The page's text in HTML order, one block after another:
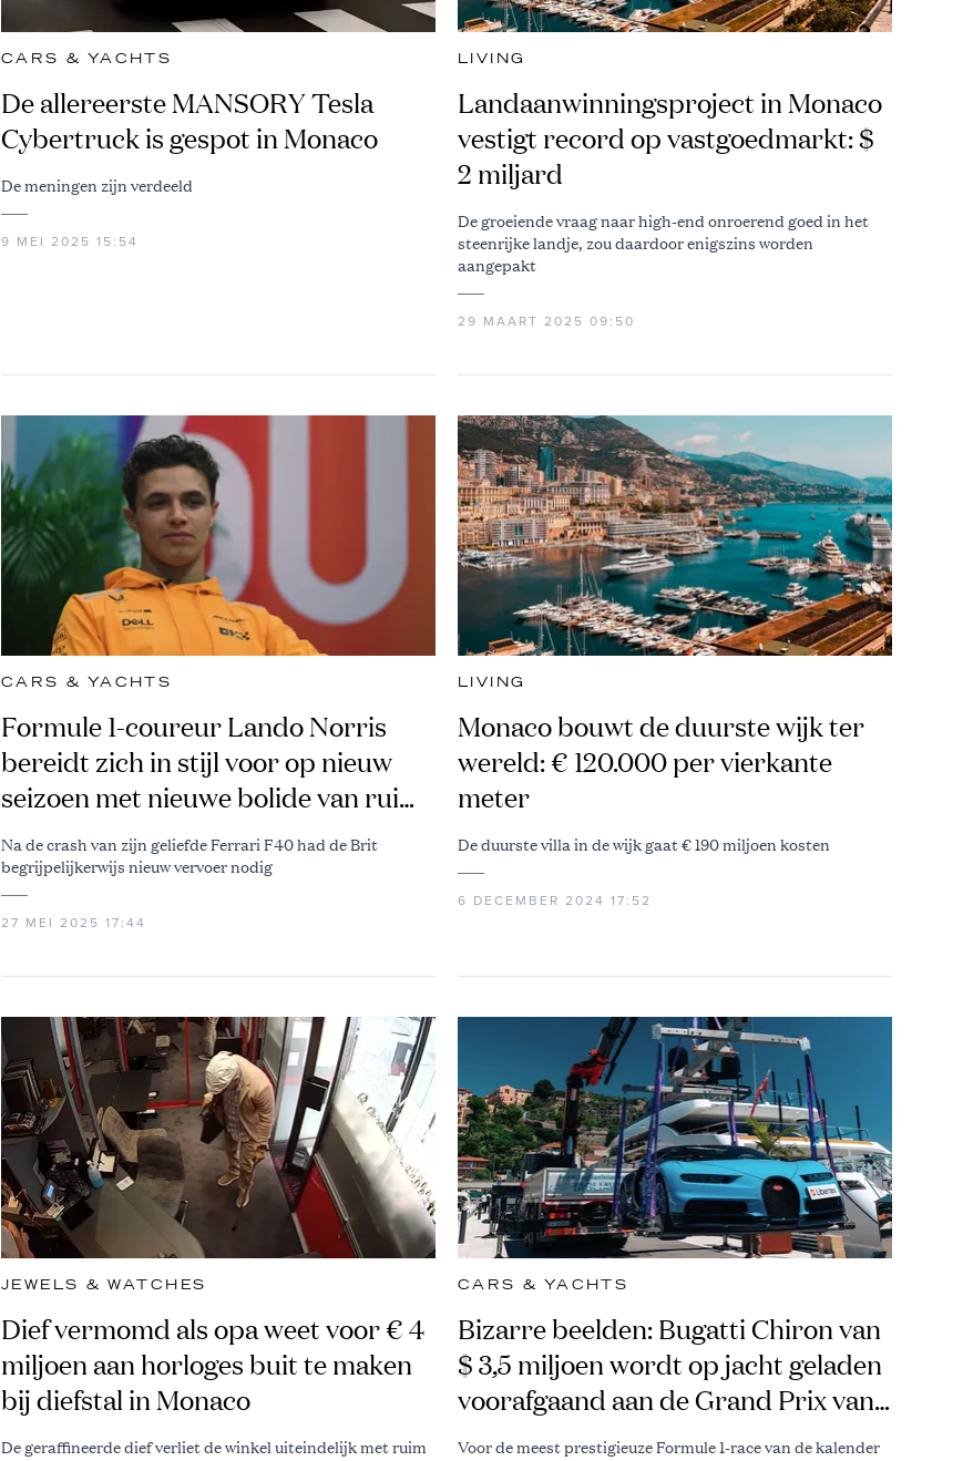
CARS & YACHTS
De allereerste MANSORY Tesla
Cybertruck is gespot in Monaco
De meningen zijn verdeeld
9 MEI 2025 15:54
LIVING
Landaanwinningsproject in Monaco
vestigt record op vastgoedmarkt: $
2 miljard
De groeiende vraag naar high-end onroerend goed in het
steenrijke landje, zou daardoor enigszins worden
aangepakt
29 MAART 2025 09:50
CARS & YACHTS
Formule 1-coureur Lando Norris
bereidt zich in stijl voor op nieuw
seizoen met nieuwe bolide van ruim
€ 300.000
Na de crash van zijn geliefde Ferrari F40 had de Brit
begrijpelijkerwijs nieuw vervoer nodig
27 MEI 2025 17:44
LIVING
Monaco bouwt de duurste wijk ter
wereld: € 120.000 per vierkante
meter
De duurste villa in de wijk gaat € 190 miljoen kosten
6 DECEMBER 2024 17:52
JEWELS & WATCHES
Dief vermomd als opa weet voor € 4
miljoen aan horloges buit te maken
bij diefstal in Monaco
De geraffineerde dief verliet de winkel uiteindelijk met ruim
CARS & YACHTS
Bizarre beelden: Bugatti Chiron van
$ 3,5 miljoen wordt op jacht geladen
voorafgaand aan de Grand Prix van
Monaco
Voor de meest prestigieuze Formule 1-race van de kalender